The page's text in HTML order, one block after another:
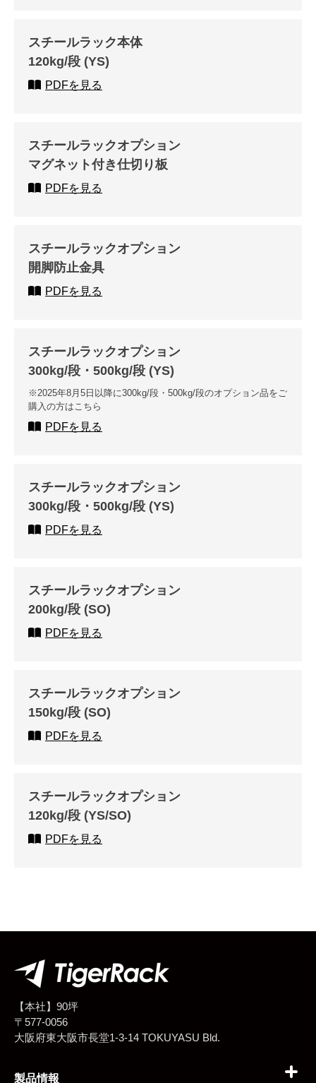
スチールラック本体
120kg/段 (YS)
PDFを見る
スチールラックオプション
マグネット付き仕切り板
PDFを見る
スチールラックオプション
開脚防止金具
PDFを見る
スチールラックオプション
300kg/段・500kg/段 (YS)
※2025年8月5日以降に300kg/段・500kg/段のオプション品をご
購入の方はこちら
PDFを見る
スチールラックオプション
300kg/段・500kg/段 (YS)
PDFを見る
スチールラックオプション
200kg/段 (SO)
PDFを見る
スチールラックオプション
150kg/段 (SO)
PDFを見る
スチールラックオプション
120kg/段 (YS/SO)
PDFを見る
【本社】90坪
〒577-0056
大阪府東大阪市長堂1-3-14 TOKUYASU Bld.
製品情報